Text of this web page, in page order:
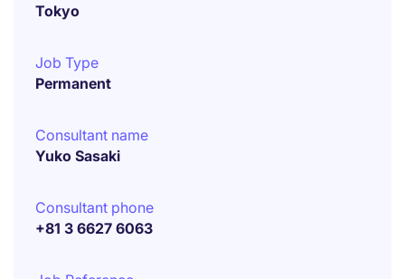
Tokyo
Job Type
Permanent
Consultant name
Yuko Sasaki
Consultant phone
+81 3 6627 6063